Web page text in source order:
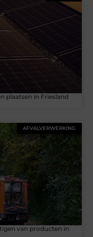
plaatsen in Friesland
AFVALVERWERKING
van producten in